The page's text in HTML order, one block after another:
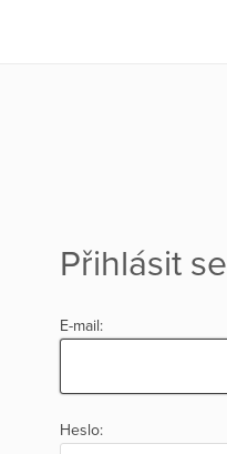
Přihlásit se
E-mail:
Heslo: